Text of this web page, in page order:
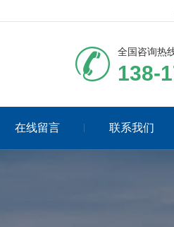
全国咨询热
138-
在线留言 联系我们